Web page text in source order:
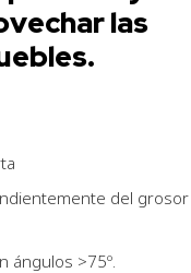
las
del grosor
ángulos >75º.